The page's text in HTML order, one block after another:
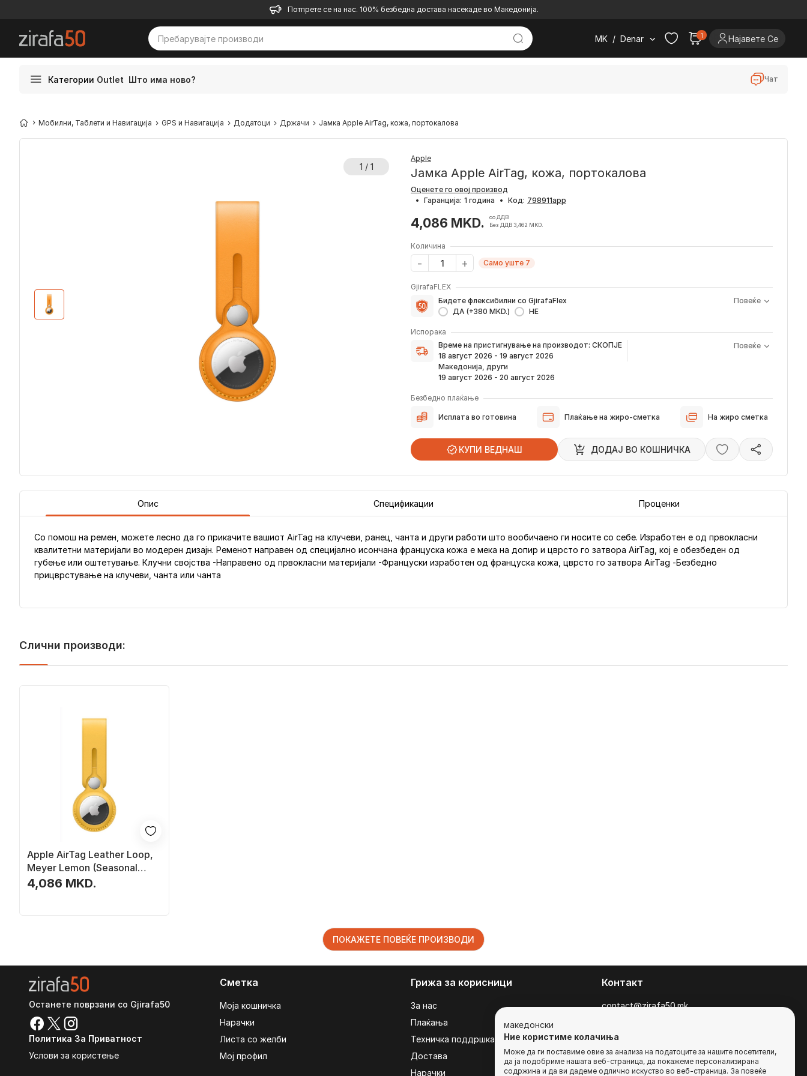
Потпрете се на нас. 100% безбедна достава насекаде во Македонија.
MK / Denar 1 Најавете Се
Категории Outlet Што има ново? Чат
Мобилни, Таблети и Навигација GPS и Навигација Додатоци Држачи Јамка Apple AirTag, кожа, портокалова
1 / 1
Apple
Јамка Apple AirTag, кожа, портокалова
Оценете го овој производ
• Гаранција: 1 година • Код:
4,086 MKD.
со ДДВ
Без ДДВ 3,462 MKD.
Количина
Само уште 7
GjirafaFLEX
Бидете флексибилни со GjirafaFlex
ДА (+380 MKD.)
НЕ
Повеќе
Испорака
Време на пристигнување на производот: СКОПЈЕ
18 август 2026 - 19 август 2026
Македонија, други
19 август 2026 - 20 август 2026
Повеќе
Време на пристигнување на производот е периодот од моментот кога е направена
верификација на вашата нарачка и известувањето за верификација што го добивате
преку е-пошта или смс.
Ако нарачката е поставена сега, производот пристигнува во временскиот рок наведен
погоре. Постојано ќе Ве известуваме преку е-пошта за локацијата на вашата нарачка,
како и кога истата ќе пристигне во нашиот магацин и кога ќе биде испорачана до
предвид дека меѓународните празници влијаат испораката да се одложи за околу 2 дена.
Безбедно плаќање
Исплата во готовина Плаќање на жиро-сметка На жиро сметка
КУПИ ВЕДНАШ ДОДАJ ВО КОШНИЧКА
Опис Спецификации Проценки
Со помош на ремен, можете лесно да го прикачите вашиот AirTag на клучеви, ранец, чанта и други работи што вообичаено ги носите со себе. Изработен е од првокласни
квалитетни материјали во модерен дизајн. Ременот направен од специјално исончана француска кожа е мека на допир и цврсто го затвора AirTag, кој е обезбеден од
губење или оштетување. Клучни својства -Направено од првокласни материјали -Француски изработен од француска кожа, цврсто го затвора AirTag -Безбедно
прицврстување на клучеви, чанта или чанта
Слични производи:
Apple AirTag Leather Loop,
Meyer Lemon (Seasonal
Summer2021)
4,086 MKD.
ПОКАЖЕТЕ ПОВЕЌЕ ПРОИЗВОДИ
Останете поврзани со Gjirafa50
Политика За Приватност
Услови за користење
Сметка
Моја кошничка
Нарачки
Листа со желби
Мој профил
Грижа за корисници
За нас
Плаќања
Техничка поддршка
Достава
Нарачки
Контакт
contact@zirafa50.mk
За барања на понуди, контактирајте нѐ
на:
македонски
Ние користиме колачиња
Може да ги поставиме овие за анализа на податоците за нашите посетители,
да ја подобриме нашата веб-страница, да покажеме персонализирана
содржина и да ви дадеме одлично искуство во веб-страница. За повеќе